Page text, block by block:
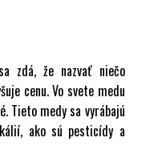
zdá, že nazvať niečo
cenu. Vo svete medu
Tieto medy sa vyrábajú
ako sú pesticídy a